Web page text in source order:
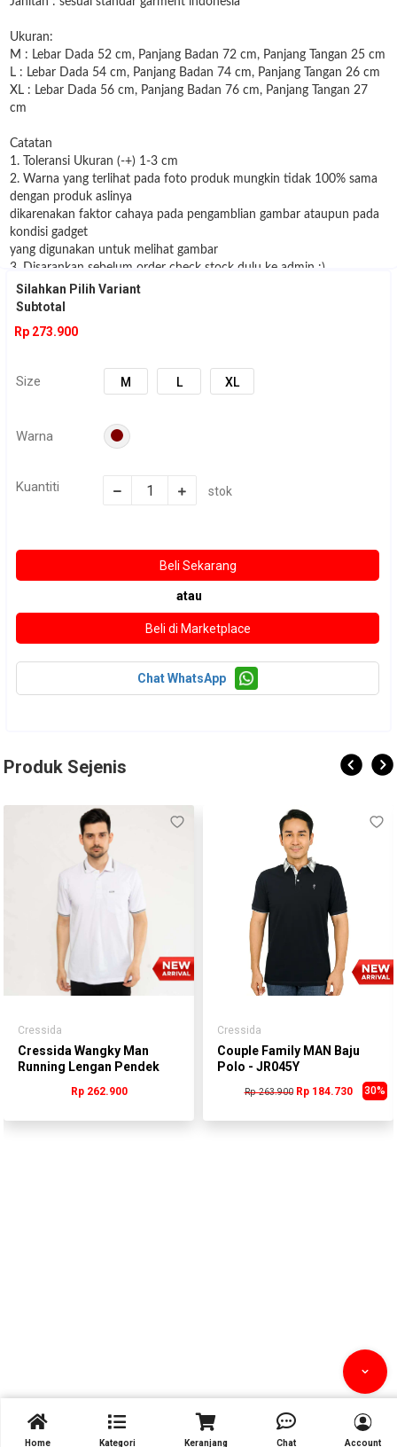
Ukuran:
M : Lebar Dada 52 cm, Panjang Badan 72 cm, Panjang Tangan 25 cm
L : Lebar Dada 54 cm, Panjang Badan 74 cm, Panjang Tangan 26 cm
XL : Lebar Dada 56 cm, Panjang Badan 76 cm, Panjang Tangan 27
cm
Catatan
1. Toleransi Ukuran (-+) 1-3 cm
2. Warna yang terlihat pada foto produk mungkin tidak 100% sama
dengan produk aslinya
dikarenakan faktor cahaya pada pengamblian gambar ataupun pada
kondisi gadget
yang digunakan untuk melihat gambar
3. Disarankan sebelum order check stock dulu ke admin :)
Silahkan Pilih Variant
Subtotal
Rp 273.900
Size M L XL
Warna
Kuantiti stok
atau
Chat WhatsApp
Produk Sejenis
Cressida
Cressida Wangky Man
Running Lengan Pendek
PMWCS.BR002P
Rp 262.900
Cressida
Couple Family MAN Baju
Polo - JR045Y
Rp 263.900 30%
Rp 184.730

Home Kategori

Keranjang

Chat Account